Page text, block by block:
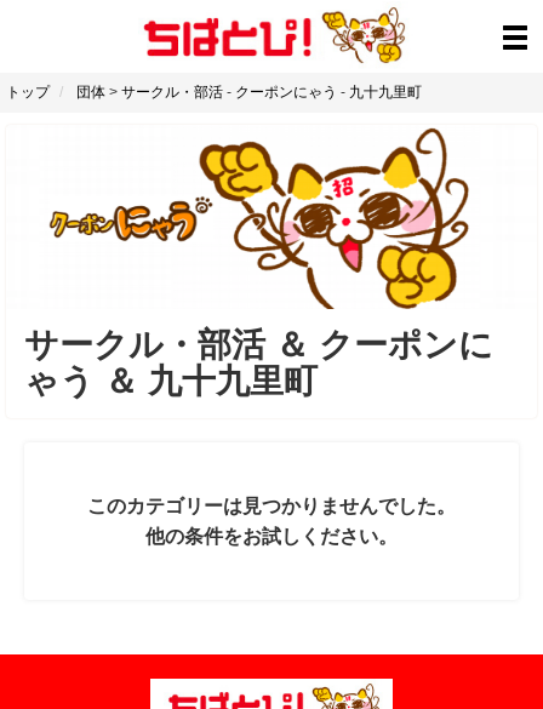
トップ 団体 > サークル・部活 - クーポンにゃう - 九十九里町
サークル・部活＆ クーポンに
ゃう
＆ 九十九里町
このカテゴリーは見つかりませんでした。
他の条件をお試しください。